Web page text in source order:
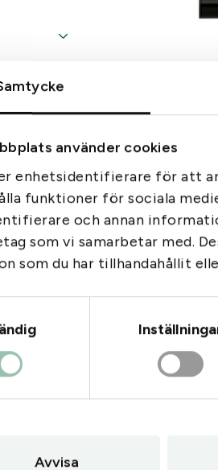
använder cookies
enhetsidentifierare för att
funktioner för sociala
och annan
som vi samarbetar med.
som du har tillhandahållit
Avvisa
Slut i lager